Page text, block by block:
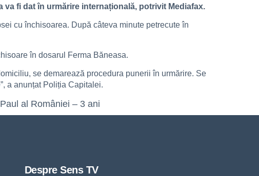
fi dat în urmărire internațională, potrivit Mediafax.
cu închisoarea. După câteva minute petrecute în
în dosarul Ferma Băneasa.
se demarează procedura punerii în urmărire. Se
a anunțat Poliția Capitalei.
al României – 3 ani
Despre Sens TV